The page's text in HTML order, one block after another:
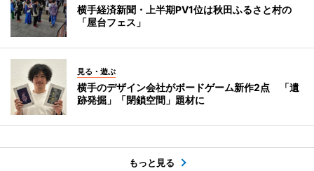
横手経済新聞・上半期PV1位は秋田ふるさと村の
「屋台フェス」
見る・遊ぶ
横手のデザイン会社がボードゲーム新作2点 「遺
跡発掘」「閉鎖空間」題材に
もっと見る